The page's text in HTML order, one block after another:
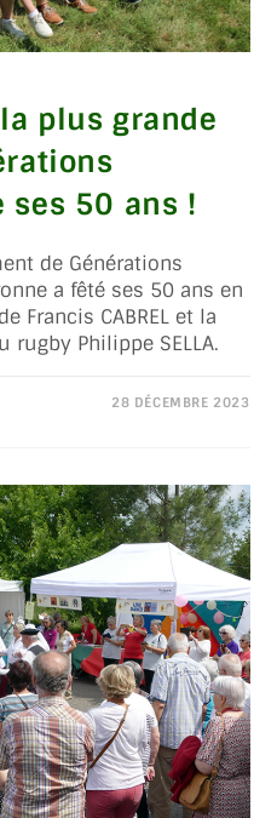
plus grande
ses 50 ans !
de Générations
a fêté ses 50 ans en
Francis CABREL et la
rugby Philippe SELLA.
28 DÉCEMBRE 2023